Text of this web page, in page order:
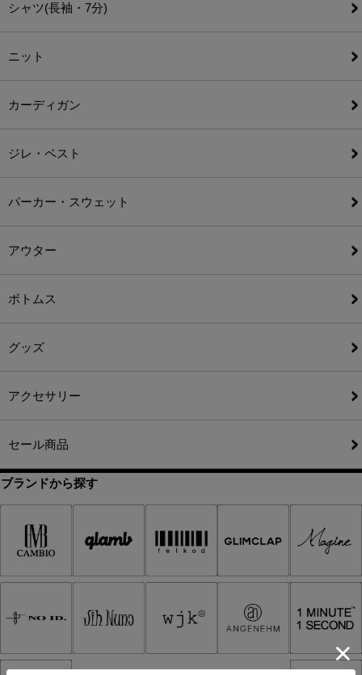
シャツ(長袖・7分)
ニット
カーディガン
ジレ・ベスト
パーカー・スウェット
アウター
ボトムス
グッズ
アクセサリー
セール商品
ブランドから探す